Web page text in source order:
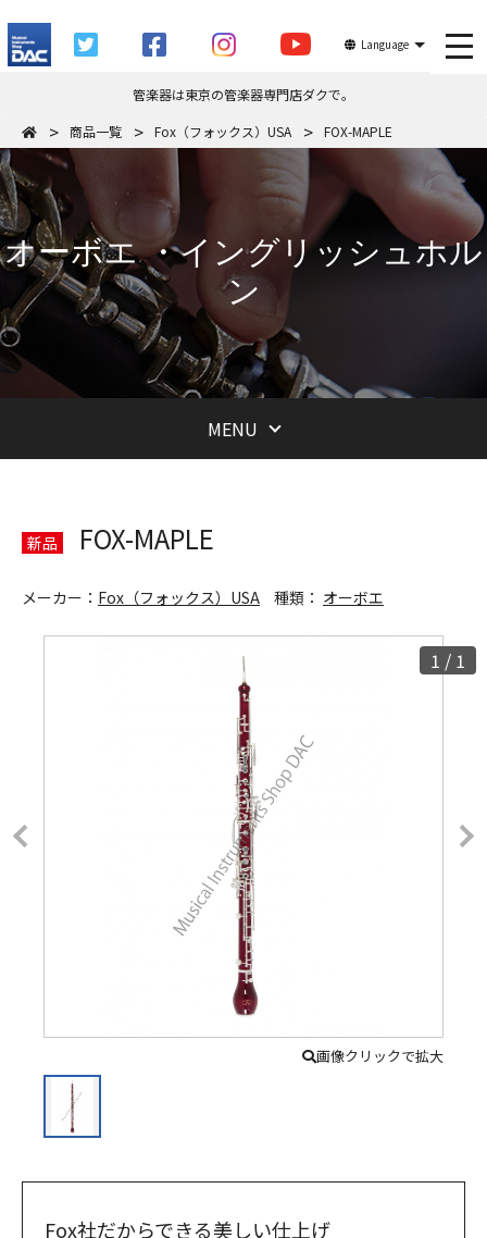
Language
管楽器は東京の管楽器専門店ダクで。
商品一覧
Fox（フォックス）USA FOX-MAPLE
オーボエ ・イングリッシュホル
ン
MENU
新品 FOX-MAPLE
メーカー： Fox（フォックス）USA 種類： オーボエ
1 / 1
画像クリックで拡大
Fox社だからできる美しい仕上げ